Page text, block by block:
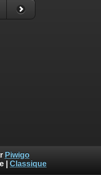
Piwigo
Classique